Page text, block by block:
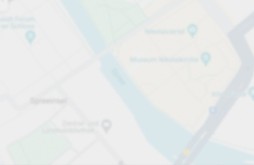
ab 3,00 €
Preise und Bezahlmethode